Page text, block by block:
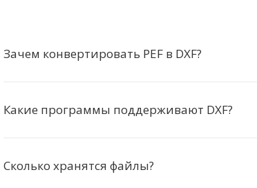
Зачем конвертировать PEF в DXF?
Какие программы поддерживают DXF?
Сколько хранятся файлы?